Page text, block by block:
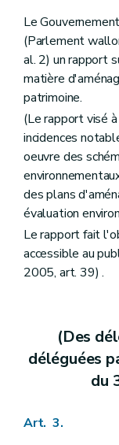
Art.
Art.
Section
Art.
Chapitre
Art. 58
Art. 59
Art. 60
Art. 61
Art. 62
Art. 63
Art. 64
Art. 65
Art. 66
Art. 67
Art. 68
Art. 69
Art. 70
Art. 73
Art. 74
Art. 75
Le
(Parlement
al. 2) un rapport
matière
patrimoine.
(Le rapport visé
incidences
oeuvre des
des plans
évaluation
Le rapport fait
accessible au
2005, art. 39) .
(Des
déléguées
du
Art. 3.